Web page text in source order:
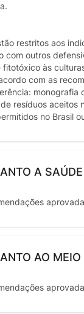
restritos aos
com outros
fitotóxico às
com as
resíduos
no Brasil
A
AO